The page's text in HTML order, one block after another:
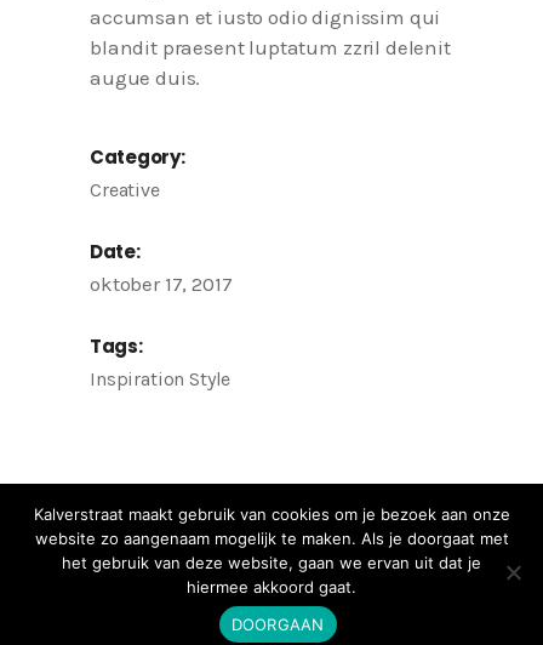
accumsan et iusto odio dignissim qui
blandit praesent luptatum zzril delenit
augue duis.
Category:
Creative
Date:
oktober 17, 2017
Tags:
Inspiration Style
Kalverstraat maakt gebruik van cookies om je bezoek aan onze
website zo aangenaam mogelijk te maken. Als je doorgaat met
het gebruik van deze website, gaan we ervan uit dat je
hiermee akkoord gaat.
DOORGAAN